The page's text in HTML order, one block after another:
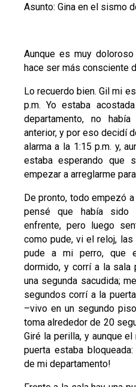
Asunto: Gina en el sismo
Aunque es muy
hace ser más consciente
Lo recuerdo bien. Gil mi
p.m. Yo estaba
departamento, no
anterior, y por eso decidí
alarma a la 1:15 p.m. y,
estaba esperando que
empezar a arreglarme
De pronto, todo empezó
pensé que había sido
enfrente, pero luego
como pude, vi el reloj, las
pude a mi perro, que
dormido, y corrí a la sala
una segunda sacudida;
segundos corrí a la
–vivo en un segundo
toma alrededor de 20
Giré la perilla, y aunque
puerta estaba
de mi departamento!